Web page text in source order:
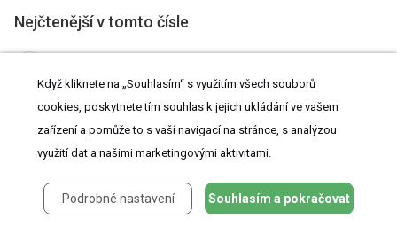
Nejčtenější v tomto čísle
Spontánní ruptura symfýzy následovaná profúzním
krvácením do dutiny břišní během vaginálního porodu
Význam hysterosalpingografie v průkazu tubárního
Novinky a perspektivy v radiologické léčbě děložních
Když kliknete na „Souhlasím“ s využitím všech souborů
cookies, poskytnete tím souhlas k jejich ukládání ve vašem
zařízení a pomůže to s vaší navigací na stránce, s analýzou
využití dat a našimi marketingovými aktivitami.
Podrobné nastavení Souhlasím a pokračovat